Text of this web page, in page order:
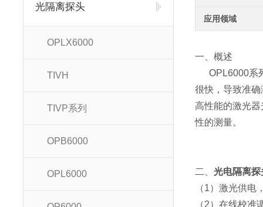
光隔离探头
OPLX6000
TIVH
TIVP系列
OPB6000
OPL6000
应用领域
一、概述
OPL6000系列
很快，导致准
高性能的激光
性的测量。
二、光电隔离
（1）激光供电
（2）在线校